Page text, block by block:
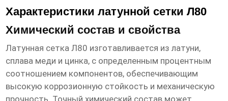
Характеристики латунной сетки Л80
Химический состав и свойства
Латунная сетка Л80 изготавливается из латуни,
сплава меди и цинка, с определенным процентным
соотношением компонентов, обеспечивающим
высокую коррозионную стойкость и механическую